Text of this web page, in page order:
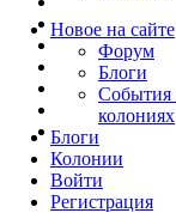
Новое на сайте
Форум
Блоги
События
колониях
Блоги
Колонии
Войти
Peгиcтpaция